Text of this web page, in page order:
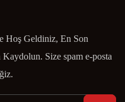
Hoş Geldiniz, En Son
Size spam e-posta